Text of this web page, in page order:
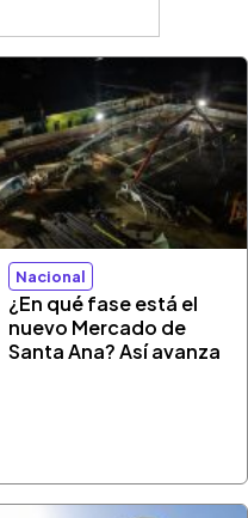
Nacional
¿En qué fase está el
nuevo Mercado de
Santa Ana? Así avanza